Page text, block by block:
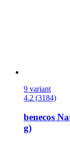
9 variant
4.2 (3184)
benecos
g)